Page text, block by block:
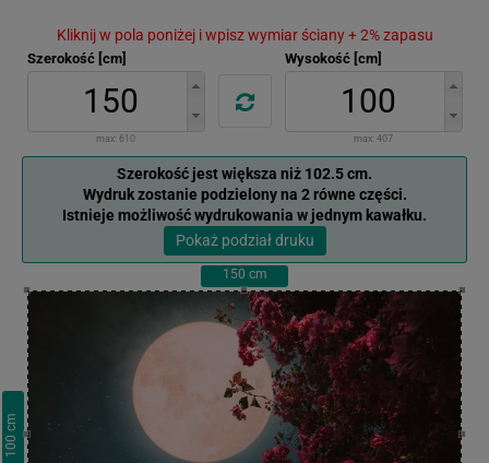
Kliknij w pola poniżej i wpisz wymiar ściany + 2% zapasu
Szerokość [cm]
max: 610
Wysokość [cm]
max: 407
Szerokość jest większa niż 102.5 cm.
Wydruk zostanie podzielony na 2 równe części.
Istnieje możliwość wydrukowania w jednym kawałku.
Pokaż podział druku
150 cm
100
cm